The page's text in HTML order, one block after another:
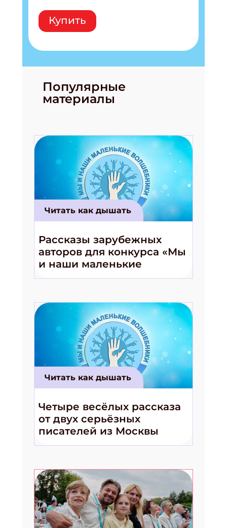
Купить
Популярные
материалы
Читать как дышать
Рассказы зарубежных
авторов для конкурса «Мы
и наши маленькие
волшебники!»
Читать как дышать
Четыре весёлых рассказа
от двух серьёзных
писателей из Москвы